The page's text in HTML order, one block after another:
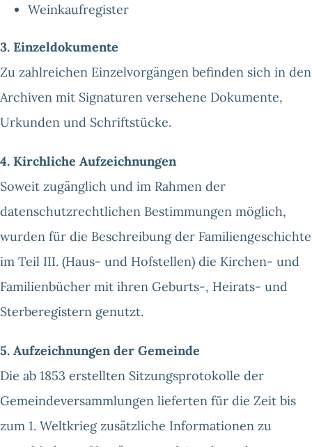
Weinkaufregister
3. Einzeldokumente
Zu zahlreichen Einzelvorgängen befinden sich in den
Archiven mit Signaturen versehene Dokumente,
Urkunden und Schriftstücke.
4. Kirchliche Aufzeichnungen
Soweit zugänglich und im Rahmen der
datenschutzrechtlichen Bestimmungen möglich,
wurden für die Beschreibung der Familiengeschichte
im Teil III. (Haus- und Hofstellen) die Kirchen- und
Familienbücher mit ihren Geburts-, Heirats- und
Sterberegistern genutzt.
5. Aufzeichnungen der Gemeinde
Die ab 1853 erstellten Sitzungsprotokolle der
Gemeindeversammlungen lieferten für die Zeit bis
zum 1. Weltkrieg zusätzliche Informationen zu